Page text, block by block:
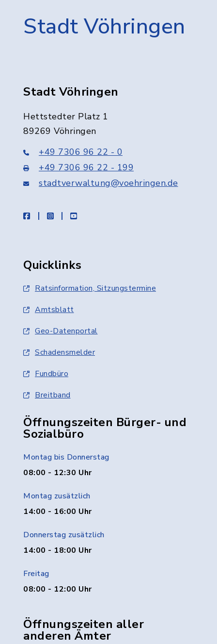
Stadt Vöhringen
Stadt Vöhringen
Hettstedter Platz 1
89269 Vöhringen
+49 7306 96 22 - 0
+49 7306 96 22 - 199
stadtverwaltung@voehringen.de
facebookinstagramyoutube
Quicklinks
Ratsinformation, Sitzungstermine
Amtsblatt
Geo-Datenportal
Schadensmelder
Fundbüro
Breitband
Öffnungszeiten Bürger- und
Sozialbüro
Montag bis Donnerstag
08:00 - 12:30 Uhr
Montag zusätzlich
14:00 - 16:00 Uhr
Donnerstag zusätzlich
14:00 - 18:00 Uhr
Freitag
08:00 - 12:00 Uhr
Öffnungszeiten aller
anderen Ämter